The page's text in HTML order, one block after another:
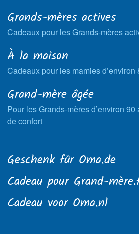
Grands-mères actives
Cadeaux pour les Grands-mères
À la maison
Cadeaux pour les mamies d’environ
Grand-mère âgée
Pour les Grands-mères d’environ
de confort
Geschenk für Oma.de
Cadeau pour Grand-
Cadeau voor Oma.nl